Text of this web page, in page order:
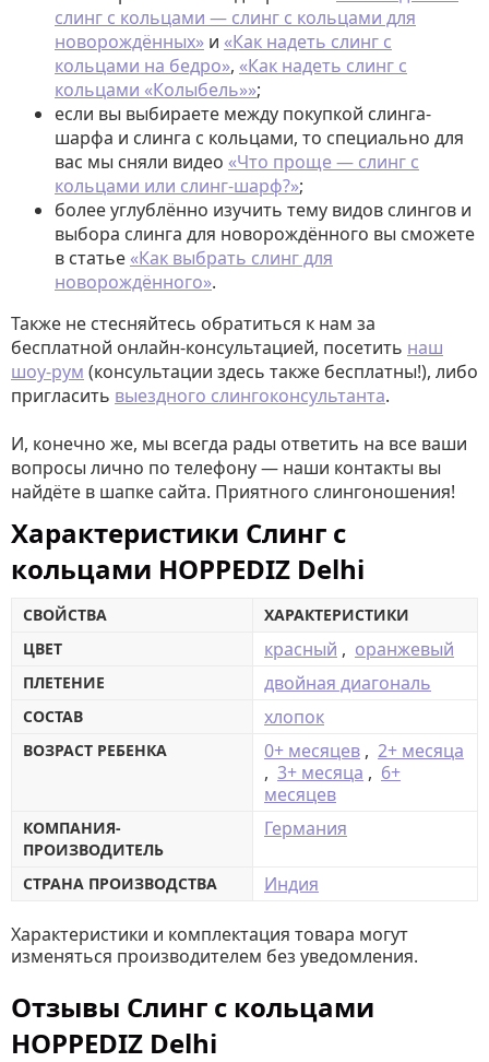
слинг с кольцами — слинг с кольцами для
новорождённых» и «Как надеть слинг с
кольцами на бедро», «Как надеть слинг с
кольцами «Колыбель»»;
если вы выбираете между покупкой слинга-
шарфа и слинга с кольцами, то специально для
вас мы сняли видео «Что проще — слинг с
кольцами или слинг-шарф?»;
более углублённо изучить тему видов слингов и
выбора слинга для новорождённого вы сможете
в статье «Как выбрать слинг для
новорождённого».
Также не стесняйтесь обратиться к нам за
бесплатной онлайн-консультацией, посетить наш
шоу-рум (консультации здесь также бесплатны!), либо
пригласить выездного слингоконсультанта.
И, конечно же, мы всегда рады ответить на все ваши
вопросы лично по телефону — наши контакты вы
найдёте в шапке сайта. Приятного слингоношения!
Характеристики Слинг с
кольцами HOPPEDIZ Delhi
СВОЙСТВА
ХАРАКТЕРИСТИКИ
ЦВЕТ
красный , оранжевый
ПЛЕТЕНИЕ двойная диагональ
СОСТАВ хлопок
ВОЗРАСТ РЕБЕНКА 0+ месяцев , 2+ месяца
, 3+ месяца , 6+
месяцев
КОМПАНИЯ-
ПРОИЗВОДИТЕЛЬ
Германия
СТРАНА ПРОИЗВОДСТВА Индия
Характеристики и комплектация товара могут
изменяться производителем без уведомления.
Отзывы Слинг с кольцами
HOPPEDIZ Delhi